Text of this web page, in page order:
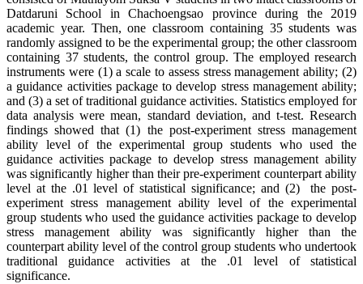
Datdaruni School in Chachoengsao province during the 2019
academic year. Then, one classroom containing 35 students was
randomly assigned to be the experimental group; the other classroom
containing 37 students, the control group. The employed research
instruments were (1) a scale to assess stress management ability; (2)
a guidance activities package to develop stress management ability;
and (3) a set of traditional guidance activities. Statistics employed for
data analysis were mean, standard deviation, and t-test. Research
findings showed that (1) the post-experiment stress management
ability level of the experimental group students who used the
guidance activities package to develop stress management ability
was significantly higher than their pre-experiment counterpart ability
level at the .01 level of statistical significance; and (2) the post-
experiment stress management ability level of the experimental
group students who used the guidance activities package to develop
stress management ability was significantly higher than the
counterpart ability level of the control group students who undertook
traditional guidance activities at the .01 level of statistical
significance.